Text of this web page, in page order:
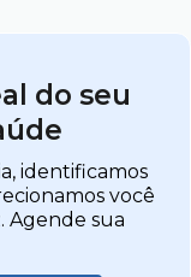
do seu
identificamos
você
Agende sua